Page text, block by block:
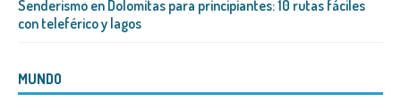
Senderismo en Dolomitas para principiantes: 10 rutas fáciles
con teleférico y lagos
MUNDO